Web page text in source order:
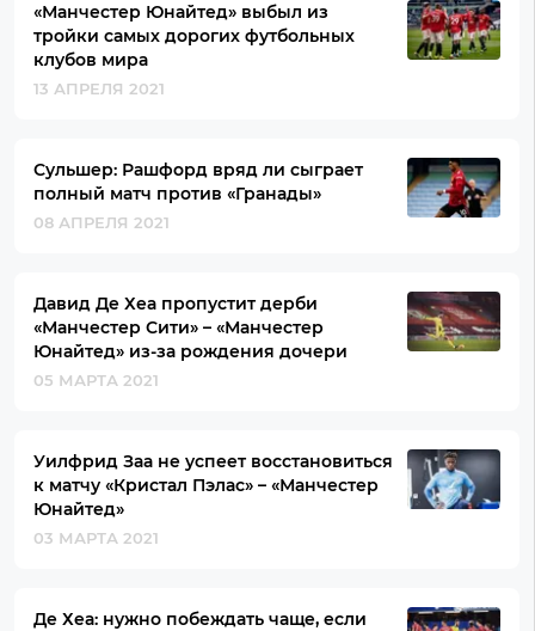
«Манчестер Юнайтед» выбыл из
тройки самых дорогих футбольных
клубов мира
13 АПРЕЛЯ 2021
Сульшер: Рашфорд вряд ли сыграет
полный матч против «Гранады»
08 АПРЕЛЯ 2021
Давид Де Хеа пропустит дерби
«Манчестер Сити» – «Манчестер
Юнайтед» из-за рождения дочери
05 МАРТА 2021
Уилфрид Заа не успеет восстановиться
к матчу «Кристал Пэлас» – «Манчестер
Юнайтед»
03 МАРТА 2021
Де Хеа: нужно побеждать чаще, если